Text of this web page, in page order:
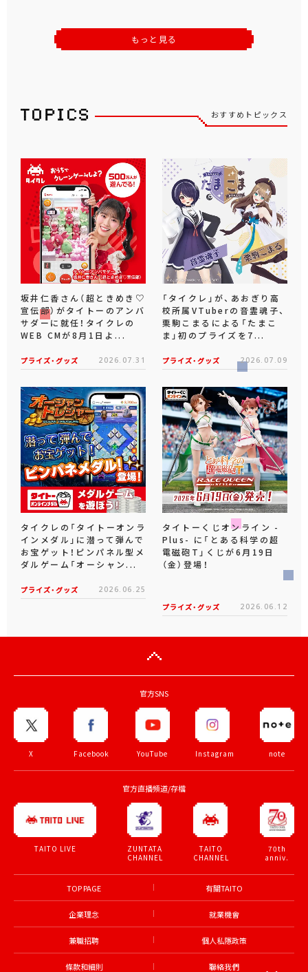
もっと見る
おすすめトピックス
坂井仁香さん（超ときめき♡
宣伝部）がタイトーのアンバ
サダーに就任！タイクレの
WEB CMが8月1日よ...
プライズ・グッズ 2026.07.31
「タイクレ」が、あおぎり高
校所属VTuberの音霊魂子、
栗駒こまるによる「たまこ
ま」初のプライズを7...
プライズ・グッズ 2026.07.09
タイクレの「タイトーオンラ
インメダル」に潜って弾んで
お宝ゲット！ピンパネル型メ
ダルゲーム「オーシャン...
プライズ・グッズ 2026.06.25
タイトーくじオンライン -
Plus- に「とある科学の超
電磁砲T」くじが6月19日
（金）登場！
プライズ・グッズ 2026.06.12
官方SNS
X Facebook YouTube Instagram note
官方直播頻道/存檔
TAITO LIVE
ZUNTATA
CHANNEL
TAITO
CHANNEL
70th
anniv.
TOP PAGE 有關TAITO
企業理念 就業機會
兼職招聘 個人私隱政策
條款和細則 聯絡我們